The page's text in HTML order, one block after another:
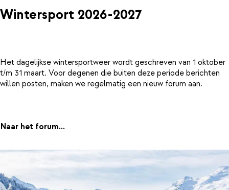
Wintersport 2026-2027
Het dagelijkse wintersportweer wordt geschreven van 1 oktober
t/m 31 maart. Voor degenen die buiten deze periode berichten
willen posten, maken we regelmatig een nieuw forum aan.
Naar het forum...